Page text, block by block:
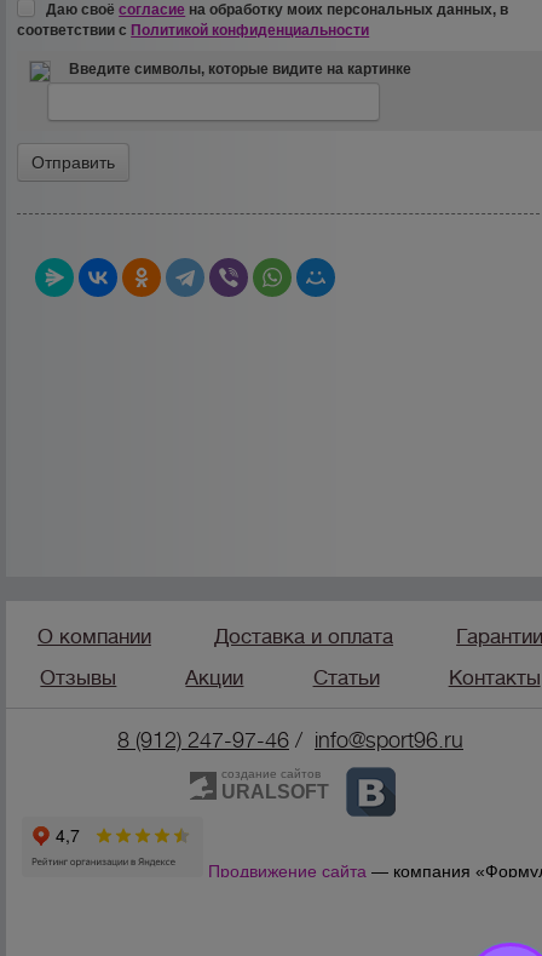
Даю своёсогласие на обработку моих персональных данных, в
соответствии с Политикой конфиденциальности
Введите символы, которые видите на картинке
О компании Доставка и оплата
Отзывы
Акции Статьи Контакты
8 (912) 247-97-46 / info@sport96.ru
создание сайтов
URALSOFT
Продвижение сайта — компания